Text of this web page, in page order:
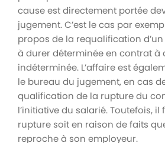
cause est directement portée
jugement. C’est le cas par
propos de la requalification
à durer déterminée en contrat à
indéterminée. L’affaire est
le bureau du jugement, en cas
qualification de la rupture du
l’initiative du salarié. Toutefois,
rupture soit en raison de faits
reproche à son employeur.